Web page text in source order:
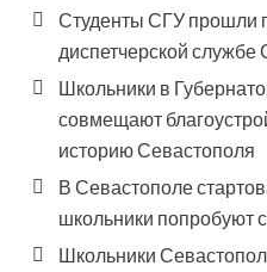
Студенты СГУ прошли
диспетчерской службе
Школьники в
совмещают
историю Севастополя
В Севастополе
школьники попробуют
Школьники